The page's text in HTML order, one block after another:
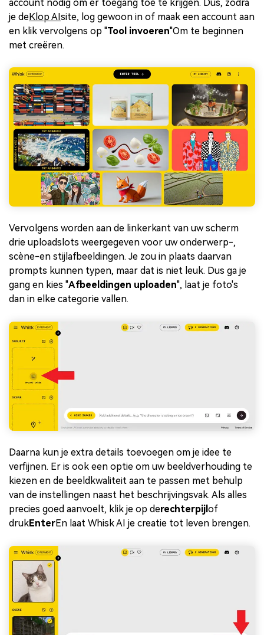
account nodig om er toegang toe te krijgen. Dus, zodra
je deKlop AIsite, log gewoon in of maak een account aan
en klik vervolgens op "Tool invoeren"Om te beginnen
met creëren.
Vervolgens worden aan de linkerkant van uw scherm
drie uploadslots weergegeven voor uw onderwerp-,
scène-en stijlafbeeldingen. Je zou in plaats daarvan
prompts kunnen typen, maar dat is niet leuk. Dus ga je
gang en kies "Afbeeldingen uploaden", laat je foto's
dan in elke categorie vallen.
Daarna kun je extra details toevoegen om je idee te
verfijnen. Er is ook een optie om uw beeldverhouding te
kiezen en de beeldkwaliteit aan te passen met behulp
van de instellingen naast het beschrijvingsvak. Als alles
precies goed aanvoelt, klik je op derechterpijl of
drukEnterEn laat Whisk AI je creatie tot leven brengen.